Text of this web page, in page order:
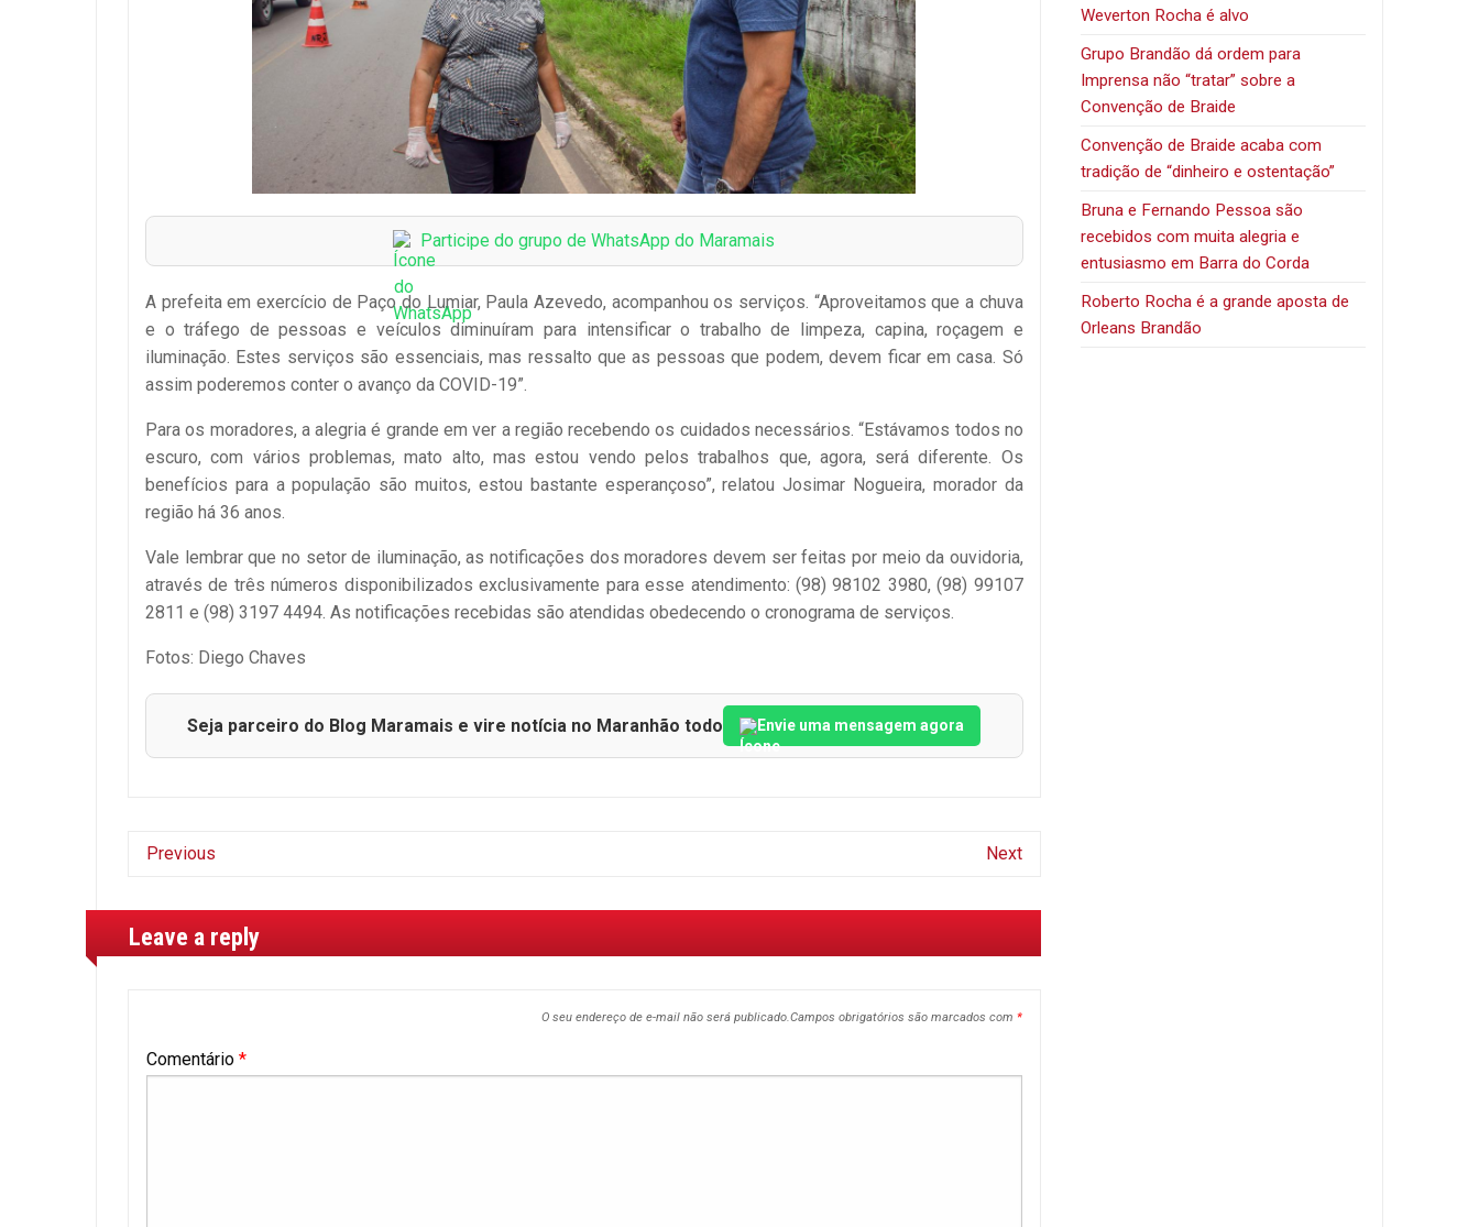
Participe do grupo de WhatsApp do Maramais
A prefeita em exercício de Paço do Lumiar, Paula Azevedo, acompanhou os serviços. “Aproveitamos que a chuva
e o tráfego de pessoas e veículos diminuíram para intensificar o trabalho de limpeza, capina, roçagem e
iluminação. Estes serviços são essenciais, mas ressalto que as pessoas que podem, devem ficar em casa. Só
assim poderemos conter o avanço da COVID-19”.
Para os moradores, a alegria é grande em ver a região recebendo os cuidados necessários. “Estávamos todos no
escuro, com vários problemas, mato alto, mas estou vendo pelos trabalhos que, agora, será diferente. Os
benefícios para a população são muitos, estou bastante esperançoso”, relatou Josimar Nogueira, morador da
região há 36 anos.
Vale lembrar que no setor de iluminação, as notificações dos moradores devem ser feitas por meio da ouvidoria,
através de três números disponibilizados exclusivamente para esse atendimento: (98) 98102 3980, (98) 99107
2811 e (98) 3197 4494. As notificações recebidas são atendidas obedecendo o cronograma de serviços.
Fotos: Diego Chaves
Seja parceiro do Blog Maramais e vire notícia no Maranhão todo Envie uma mensagem agora
Previous Next
Leave a reply
O seu endereço de e-mail não será publicado.Campos obrigatórios são marcados com *
Comentário *
Weverton Rocha é alvo
Grupo Brandão dá ordem para
Imprensa não “tratar” sobre a
Convenção de Braide
Convenção de Braide acaba com
tradição de “dinheiro e ostentação”
Bruna e Fernando Pessoa são
recebidos com muita alegria e
entusiasmo em Barra do Corda
Roberto Rocha é a grande aposta de
Orleans Brandão